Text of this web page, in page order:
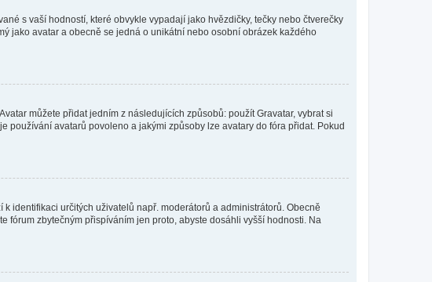
s vaší hodností, které obvykle vypadají jako hvězdičky, tečky nebo čtverečky
jako avatar a obecně se jedná o unikátní nebo osobní obrázek každého
můžete přidat jedním z následujících způsobů: použít Gravatar, vybrat si
používání avatarů povoleno a jakými způsoby lze avatary do fóra přidat. Pokud
identifikaci určitých uživatelů např. moderátorů a administrátorů. Obecně
fórum zbytečným přispíváním jen proto, abyste dosáhli vyšší hodnosti. Na